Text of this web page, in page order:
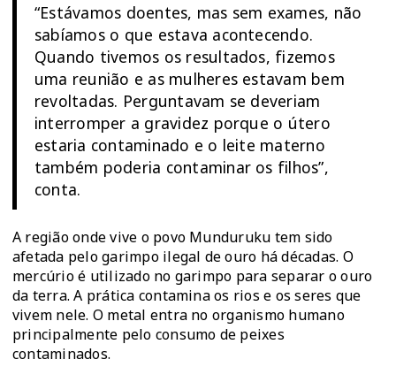
“Estávamos doentes, mas sem exames, não
sabíamos o que estava acontecendo.
Quando tivemos os resultados, fizemos
uma reunião e as mulheres estavam bem
revoltadas. Perguntavam se deveriam
interromper a gravidez porque o útero
estaria contaminado e o leite materno
também poderia contaminar os filhos”,
conta.
A região onde vive o povo Munduruku tem sido
afetada pelo garimpo ilegal de ouro há décadas. O
mercúrio é utilizado no garimpo para separar o ouro
da terra. A prática contamina os rios e os seres que
vivem nele. O metal entra no organismo humano
principalmente pelo consumo de peixes
contaminados.